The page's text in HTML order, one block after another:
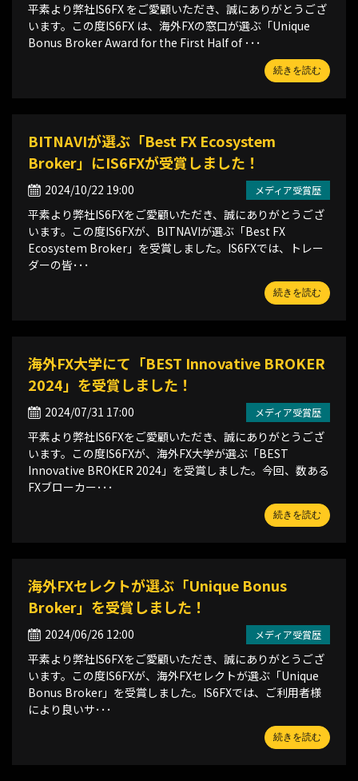
平素より弊社IS6FX をご愛顧いただき、誠にありがとうござ
います。この度IS6FX は、海外FXの窓口が選ぶ「Unique
Bonus Broker Award for the First Half of ･･･
続きを読む
BITNAVIが選ぶ「Best FX Ecosystem
Broker」にIS6FXが受賞しました！
2024/10/22 19:00
平素より弊社IS6FXをご愛顧いただき、誠にありがとうござ
います。この度IS6FXが、BITNAVIが選ぶ「Best FX
Ecosystem Broker」を受賞しました。IS6FXでは、トレー
ダーの皆･･･
続きを読む
メディア受賞歴
海外FX大学にて「BEST Innovative BROKER
2024」を受賞しました！
2024/07/31 17:00
平素より弊社IS6FXをご愛顧いただき、誠にありがとうござ
います。この度IS6FXが、海外FX大学が選ぶ「BEST
Innovative BROKER 2024」を受賞しました。今回、数ある
FXブローカー･･･
続きを読む
メディア受賞歴
海外FXセレクトが選ぶ「Unique Bonus
Broker」を受賞しました！
2024/06/26 12:00
平素より弊社IS6FXをご愛顧いただき、誠にありがとうござ
います。この度IS6FXが、海外FXセレクトが選ぶ「Unique
Bonus Broker」を受賞しました。IS6FXでは、ご利用者様
により良いサ･･･
続きを読む
メディア受賞歴